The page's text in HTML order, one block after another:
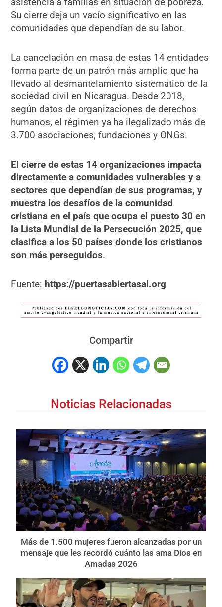
Su cierre deja un vacío significativo en las
comunidades que dependían de su labor.
La cancelación en masa de estas 14 entidades
forma parte de un patrón más amplio que ha
llevado al desmantelamiento sistemático de la
sociedad civil en Nicaragua. Desde 2018,
según datos de organizaciones de derechos
humanos, el régimen ya ha ilegalizado más de
3.700 asociaciones, fundaciones y ONGs.
El cierre de estas 14 organizaciones impacta
directamente a comunidades vulnerables y a
sectores que dependían de sus programas, y
muestra los desafíos de la comunidad
cristiana en el país que ocupa el puesto 30 en
la Lista Mundial de la Persecución 2025, que
clasifica a los 50 países donde los cristianos
son más perseguidos.
Fuente: https://puertasabiertasal.org
Compartir
Noticias Relacionadas
Más de 1.500 mujeres fueron alcanzadas por un
mensaje que les recordó cuánto las ama Dios en
Amadas 2026